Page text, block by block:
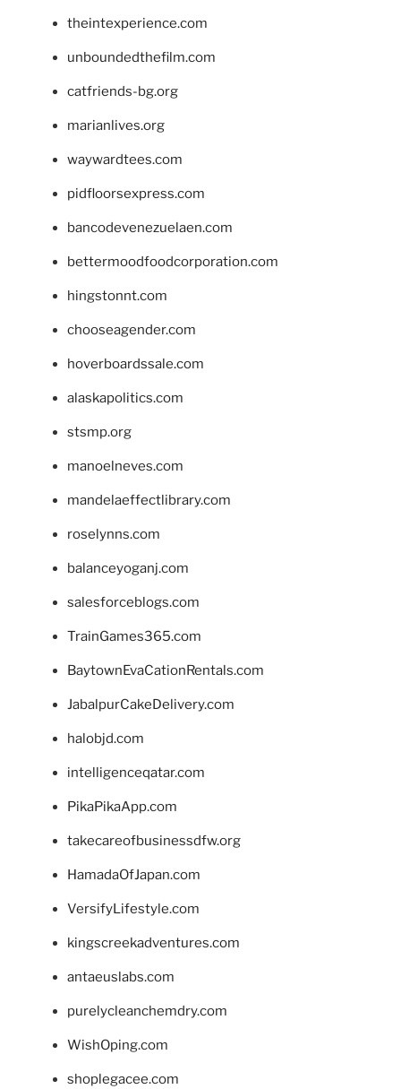
theintexperience.com
unboundedthefilm.com
catfriends-bg.org
marianlives.org
waywardtees.com
pidfloorsexpress.com
bancodevenezuelaen.com
bettermoodfoodcorporation.com
hingstonnt.com
chooseagender.com
hoverboardssale.com
alaskapolitics.com
stsmp.org
manoelneves.com
mandelaeffectlibrary.com
roselynns.com
balanceyoganj.com
salesforceblogs.com
TrainGames365.com
BaytownEvaCationRentals.com
JabalpurCakeDelivery.com
halobjd.com
intelligenceqatar.com
PikaPikaApp.com
takecareofbusinessdfw.org
HamadaOfJapan.com
VersifyLifestyle.com
kingscreekadventures.com
antaeuslabs.com
purelycleanchemdry.com
WishOping.com
shoplegacee.com